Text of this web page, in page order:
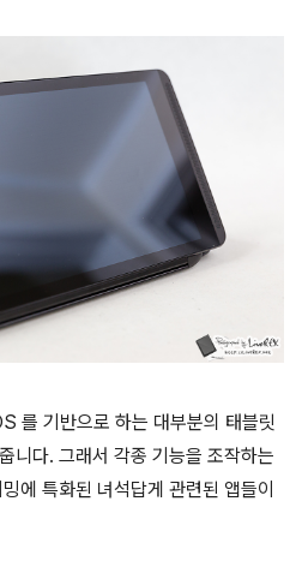
를 기반으로 하는 대부분의 태블릿
니다. 그래서 각종 기능을 조작하는
에 특화된 녀석답게 관련된 앱들이